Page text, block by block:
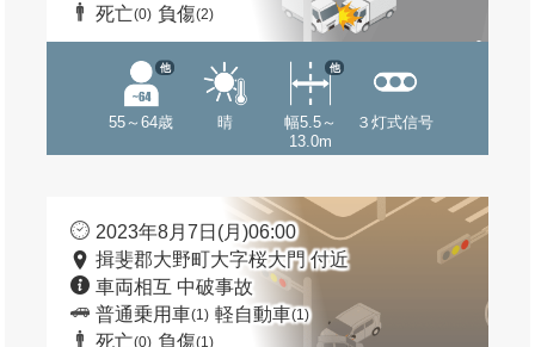
死亡(0) 負傷(2)
55～64歳
他
晴
幅5.5～
13.0m
他
３灯式信号
2023年8月7日(月)06:00
揖斐郡大野町大字桜大門 付近
車両相互 中破事故
普通乗用車(1) 軽自動車(1)
死亡(0) 負傷(1)